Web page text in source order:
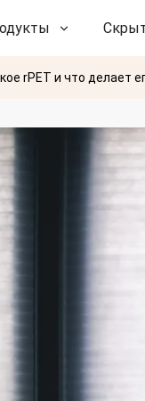
rPET и что делает